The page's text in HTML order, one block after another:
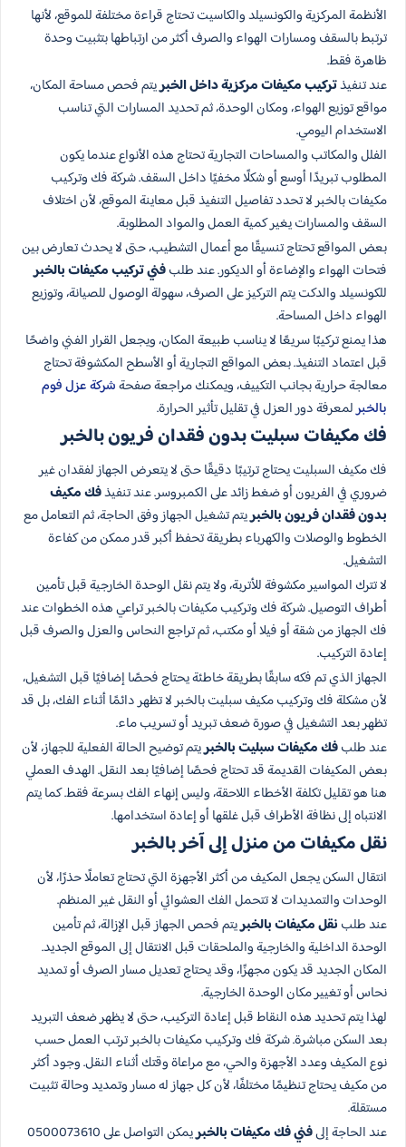
الأنظمة المركزية والكونسيلد والكاسيت تحتاج قراءة مختلفة للموقع، لأنها
ترتبط بالسقف ومسارات الهواء والصرف أكثر من ارتباطها بتثبيت وحدة
ظاهرة فقط.
عند تنفيذتركيب مكيفات مركزية داخل الخبريتم فحص مساحة المكان،
مواقع توزيع الهواء، ومكان الوحدة، ثم تحديد المسارات التي تناسب
الاستخدام اليومي.
الفلل والمكاتب والمساحات التجارية تحتاج هذه الأنواع عندما يكون
المطلوب تبريدًا أوسع أو شكلًا مخفيًا داخل السقف. شركة فك وتركيب
مكيفات بالخبر لا تحدد تفاصيل التنفيذ قبل معاينة الموقع، لأن اختلاف
السقف والمسارات يغير كمية العمل والمواد المطلوبة.
بعض المواقع تحتاج تنسيقًا مع أعمال التشطيب، حتى لا يحدث تعارض بين
فتحات الهواء والإضاءة أو الديكور. عند طلبفني تركيب مكيفات بالخبر
للكونسيلد والدكت يتم التركيز على الصرف، سهولة الوصول للصيانة، وتوزيع
الهواء داخل المساحة.
هذا يمنع تركيبًا سريعًا لا يناسب طبيعة المكان، ويجعل القرار الفني واضحًا
قبل اعتماد التنفيذ. بعض المواقع التجارية أو الأسطح المكشوفة تحتاج
معالجة حرارية بجانب التكييف، ويمكنك مراجعة صفحةشركة عزل فوم
بالخبرلمعرفة دور العزل في تقليل تأثير الحرارة.
فك مكيفات سبليت بدون فقدان فريون بالخبر
فك مكيف السبليت يحتاج ترتيبًا دقيقًا حتى لا يتعرض الجهاز لفقدان غير
ضروري في الفريون أو ضغط زائد على الكمبروسر. عند تنفيذفك مكيف
بدون فقدان فريون بالخبريتم تشغيل الجهاز وفق الحاجة، ثم التعامل مع
الخطوط والوصلات والكهرباء بطريقة تحفظ أكبر قدر ممكن من كفاءة
التشغيل.
لا تترك المواسير مكشوفة للأتربة، ولا يتم نقل الوحدة الخارجية قبل تأمين
أطراف التوصيل. شركة فك وتركيب مكيفات بالخبر تراعي هذه الخطوات عند
فك الجهاز من شقة أو فيلا أو مكتب، ثم تراجع النحاس والعزل والصرف قبل
إعادة التركيب.
الجهاز الذي تم فكه سابقًا بطريقة خاطئة يحتاج فحصًا إضافيًا قبل التشغيل،
لأن مشكلة فك وتركيب مكيف سبليت بالخبر لا تظهر دائمًا أثناء الفك، بل قد
تظهر بعد التشغيل في صورة ضعف تبريد أو تسريب ماء.
عند طلبفك مكيفات سبليت بالخبريتم توضيح الحالة الفعلية للجهاز، لأن
بعض المكيفات القديمة قد تحتاج فحصًا إضافيًا بعد النقل. الهدف العملي
هنا هو تقليل تكلفة الأخطاء اللاحقة، وليس إنهاء الفك بسرعة فقط. كما يتم
الانتباه إلى نظافة الأطراف قبل غلقها أو إعادة استخدامها.
نقل مكيفات من منزل إلى آخر بالخبر
انتقال السكن يجعل المكيف من أكثر الأجهزة التي تحتاج تعاملًا حذرًا، لأن
الوحدات والتمديدات لا تتحمل الفك العشوائي أو النقل غير المنظم.
عند طلب نقل مكيفات بالخبريتم فحص الجهاز قبل الإزالة، ثم تأمين
الوحدة الداخلية والخارجية والملحقات قبل الانتقال إلى الموقع الجديد.
المكان الجديد قد يكون مجهزًا، وقد يحتاج تعديل مسار الصرف أو تمديد
نحاس أو تغيير مكان الوحدة الخارجية.
لهذا يتم تحديد هذه النقاط قبل إعادة التركيب، حتى لا يظهر ضعف التبريد
بعد السكن مباشرة. شركة فك وتركيب مكيفات بالخبر ترتب العمل حسب
نوع المكيف وعدد الأجهزة والحي، مع مراعاة وقتك أثناء النقل. وجود أكثر
من مكيف يحتاج تنظيمًا مختلفًا، لأن كل جهاز له مسار وتمديد وحالة تثبيت
مستقلة.
عند الحاجة إلىفني فك مكيفات بالخبر
يمكن التواصل على 0500073610